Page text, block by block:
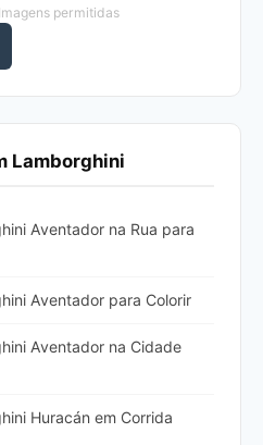
permitidas
Lamborghini
Aventador na Rua para
Aventador para Colorir
Aventador na Cidade
Huracán em Corrida